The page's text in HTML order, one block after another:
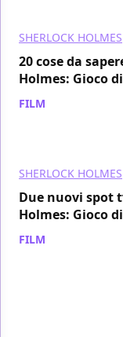
SHERLOCK HOLMES
20 cose da
Holmes: Gioco
FILM
SHERLOCK HOLMES
Due nuovi spot
Holmes: Gioco
FILM